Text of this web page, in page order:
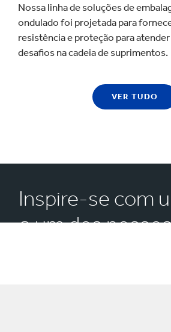
Nossa linha de soluções de
ondulado foi projetada para
resistência e proteção para
desafios na cadeia de suprimentos.
VER TUDO
Inspire-se com
a um dos